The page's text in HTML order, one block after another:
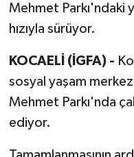
Mehmet Parkı'ndaki
hızıyla sürüyor.
KOCAELİ (İGFA) -
sosyal yaşam
Mehmet Parkı'nda
ediyor.